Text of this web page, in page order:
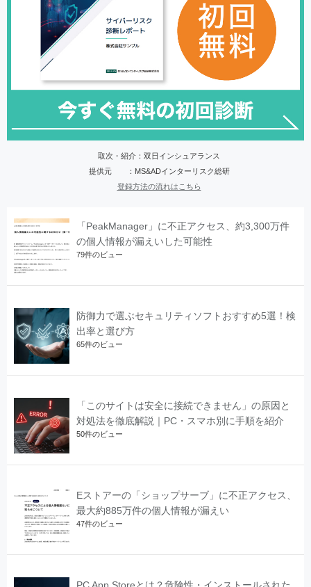
取次・紹介：双日インシュアランス
提供元 ：MS&ADインターリスク総研
登録方法の流れはこちら
「PeakManager」に不正アクセス、約3,300万件
の個人情報が漏えいした可能性
79件のビュー
防御力で選ぶセキュリティソフトおすすめ5選！検
出率と選び方
65件のビュー
「このサイトは安全に接続できません」の原因と
対処法を徹底解説｜PC・スマホ別に手順を紹介
50件のビュー
Eストアーの「ショップサーブ」に不正アクセス、
最大約885万件の個人情報が漏えい
47件のビュー
PC App Storeとは？危険性・インストールされた